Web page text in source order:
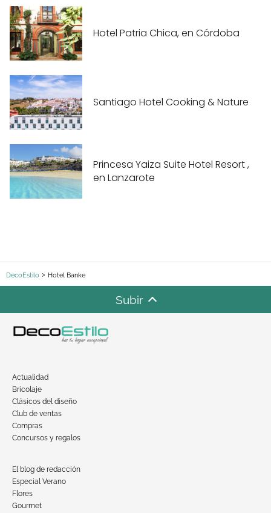
Hotel Patria Chica, en Córdoba
Santiago Hotel Cooking & Nature
Princesa Yaiza Suite Hotel Resort ,
en Lanzarote
DecoEstilo Hotel Banke
Subir
Actualidad
Bricolaje
Clásicos del diseño
Club de ventas
Compras
Concursos y regalos
El blog de redacción
Especial Verano
Flores
Gourmet